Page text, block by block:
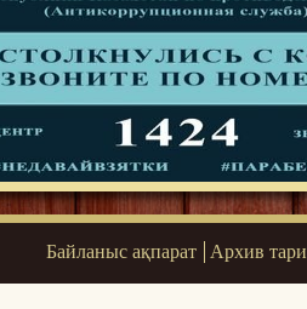
Байланыс ақпарат Архив